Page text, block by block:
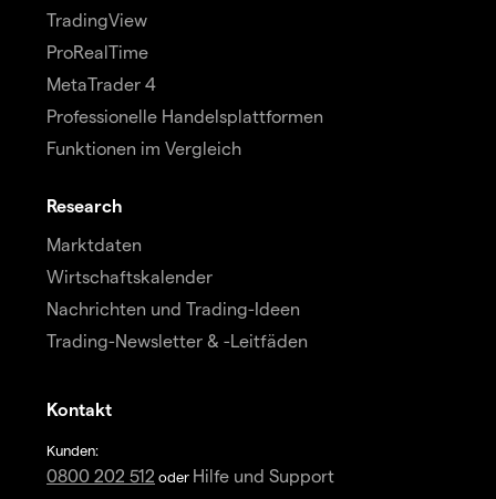
TradingView
ProRealTime
MetaTrader 4
Professionelle Handelsplattformen
Funktionen im Vergleich
Research
Marktdaten
Wirtschaftskalender
Nachrichten und Trading-Ideen
Trading-Newsletter & -Leitfäden
Kontakt
Kunden:
0800 202 512 oder Hilfe und Support